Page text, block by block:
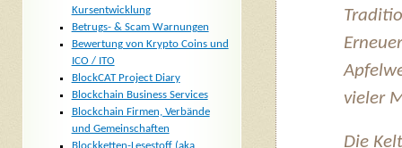
vieler
Die
Kursentwicklung
Betrugs- & Scam Warnungen
Bewertung von Krypto Coins und
ICO / ITO
BlockCAT Project Diary
Blockchain Business Services
Blockchain Firmen, Verbände
und Gemeinschaften
Blockketten-Lesestoff (aka